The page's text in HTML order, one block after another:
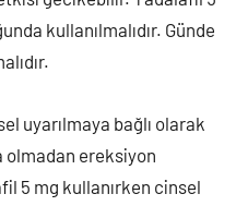
kullanılmalıdır. Günde
uyarılmaya bağlı olarak
olmadan ereksiyon
5 mg kullanırken cinsel